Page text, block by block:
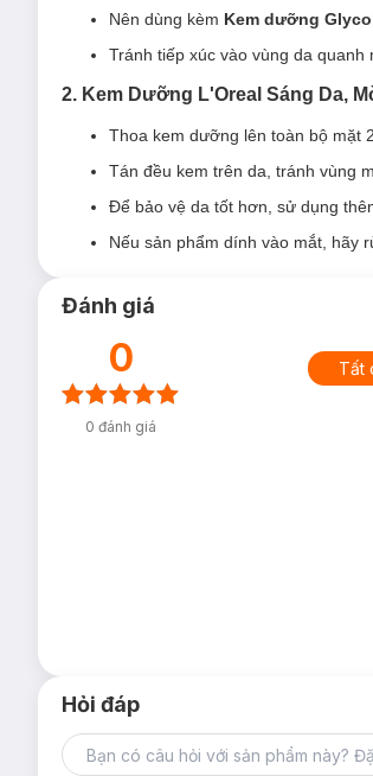
Ưu thế nổi bật của Serum
Chứa 5 hoạt chất: Vitamin C
Thẩm thấu nhanh chóng, không
Độ hiệu quả:
97% đồng ý da trông sáng hơn.
Nên dùng kèm Kem dưỡng
Tránh tiếp xúc vào vùng da quanh
2. Kem Dưỡng L'Oreal Sáng Da,
Thoa kem dưỡng lên toàn bộ mặt
Tán đều kem trên da, tránh vùng
Để bảo vệ da tốt hơn, sử dụng
Nếu sản phẩm dính vào mắt, hãy
Đánh giá
0
0 đánh giá
Tất
Hỏi đáp